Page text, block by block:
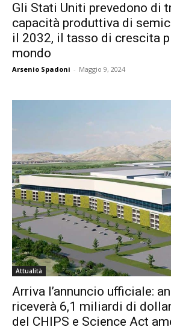
Gli Stati Uniti prevedono di
capacità produttiva di
il 2032, il tasso di crescita
mondo
Arsenio Spadoni - Maggio 9, 2024
Attualità
Arriva l’annuncio ufficiale:
riceverà 6,1 miliardi di
del CHIPS e Science Act